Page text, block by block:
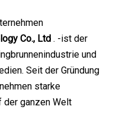
Co., Ltd . -ist der
und
Seit der Gründung
starke
der ganzen Welt